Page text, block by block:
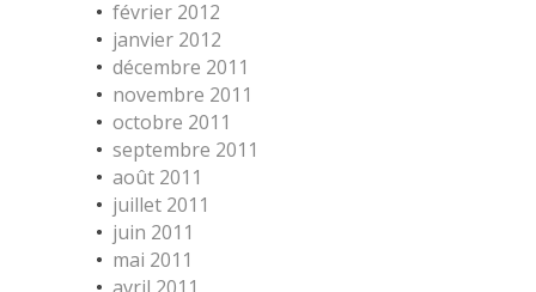
février 2012
janvier 2012
décembre 2011
novembre 2011
octobre 2011
septembre 2011
août 2011
juillet 2011
juin 2011
mai 2011